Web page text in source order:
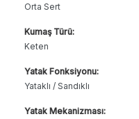
Orta Sert
Kumaş Türü:
Keten
Yatak Fonksiyonu:
Yataklı / Sandıklı
Yatak Mekanizması: